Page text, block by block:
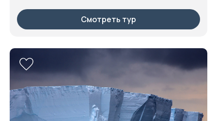
Смотреть тур